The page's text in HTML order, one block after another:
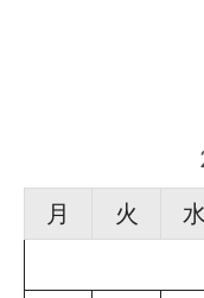
月
火 水